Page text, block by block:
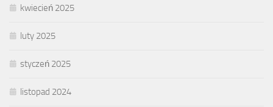
kwiecień 2025
luty 2025
styczeń 2025
listopad 2024